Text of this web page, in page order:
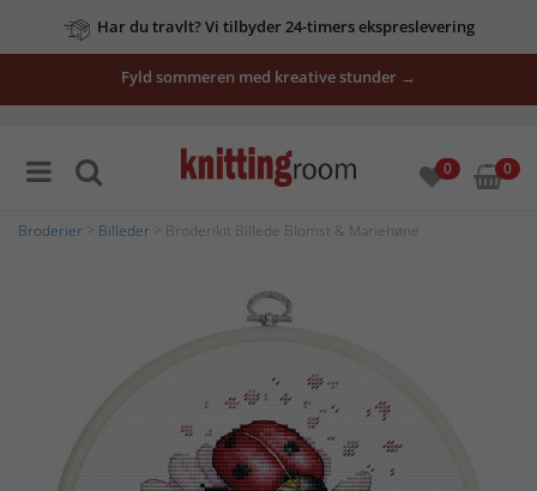
Har du travlt? Vi tilbyder 24-timers ekspreslevering
Fyld sommeren med kreative stunder →
0 0
Broderier Billeder > Broderikit Billede Blomst & Mariehøne